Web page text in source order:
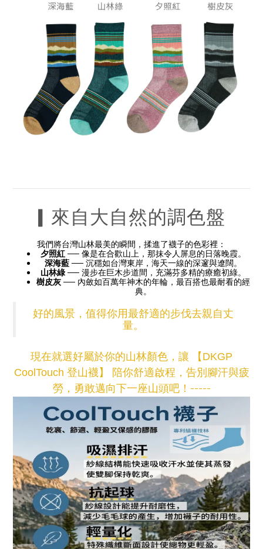
▎來自大自然的調色盤
我們將台灣山林最美的瞬間，揉進了襪子的色彩裡：
夕照紅 ── 像是在合歡山上，那抹令人屏息的日落晚霞。
深海藍 ── 沉穩如台灣東岸，海天一線的深邃與遼闊。
山林綠 ── 漫步在巨木步道間，充滿芬多精的療癒初綠。
樹皮灰 ── 內斂如百萬年神木的年輪，最百搭也最耐看的經
典。
好的風景，值得你用最舒適的步伐去親自丈
量。
現在就選好屬於你的山林顏色，讓 【DKGP
CoolTouch 登山襪】 陪你舒適啟程，告別腳汗與疲
勞，勇敢邁向下一座山頭吧！ -----